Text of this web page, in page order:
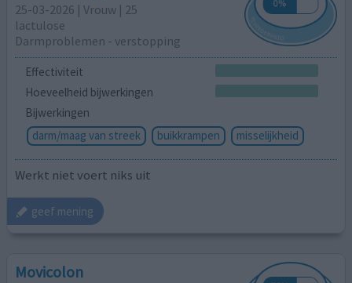
25-03-2026 | Vrouw | 25
lactulose
Darmproblemen - verstopping
Effectiviteit
Hoeveelheid bijwerkingen
Bijwerkingen
darm/maag van streek
buikkrampen misselijkheid
Werkt niet voert niks uit
geef mening
Movicolon